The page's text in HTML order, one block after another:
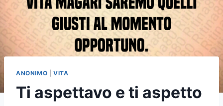
ANONIMO VITA
Ti aspettavo e ti aspetto